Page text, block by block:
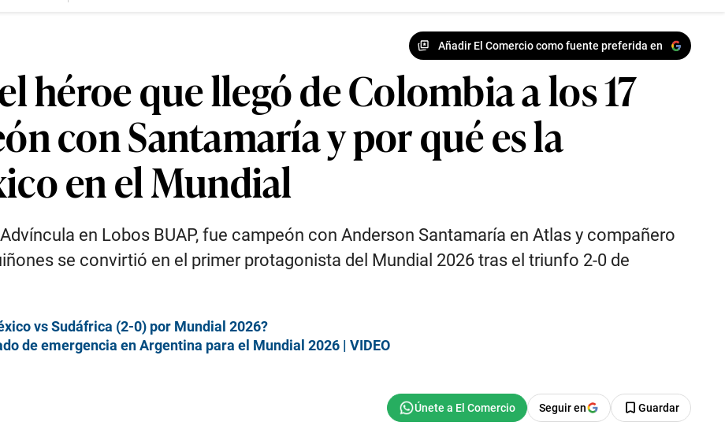
Añadir El Comercio como fuente preferida en
héroe que llegó de Colombia a los 17
con Santamaría y por qué es la
en el Mundial
en Lobos BUAP, fue campeón con Anderson Santamaría en Atlas y compañero
se convirtió en el primer protagonista del Mundial 2026 tras el triunfo 2-0 de
vs Sudáfrica (2-0) por Mundial 2026?
de emergencia en Argentina para el Mundial 2026 | VIDEO
Seguir en Guardar